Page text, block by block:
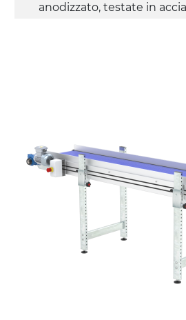
anodizzato, testate in
alluminio pressofuso,
in metallo zincato, ruote
con/senza freno (2+2)
Tappeto
PVC superficie
petrolio